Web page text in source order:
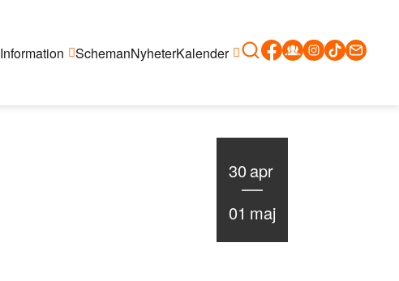
Information SchemanNyheterKalender
30 apr
01 maj